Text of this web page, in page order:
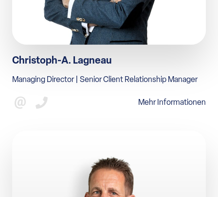
Christoph-A. Lagneau
Managing Director | Senior Client Relationship Manager
Mehr Informationen